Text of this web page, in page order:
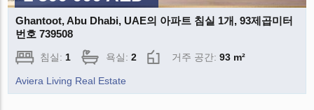
Ghantoot, Abu Dhabi, UAE의 아파트 침실 1개, 93제곱미터
번호 739508
침실: 1 욕실:2 거주 공간:93 m²
Aviera Living Real Estate